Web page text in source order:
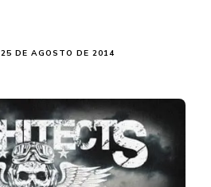
25 DE AGOSTO DE 2014